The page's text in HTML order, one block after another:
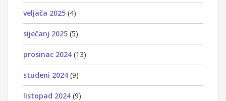
veljača 2025 (4)
siječanj 2025 (5)
prosinac 2024 (13)
studeni 2024 (9)
listopad 2024 (9)